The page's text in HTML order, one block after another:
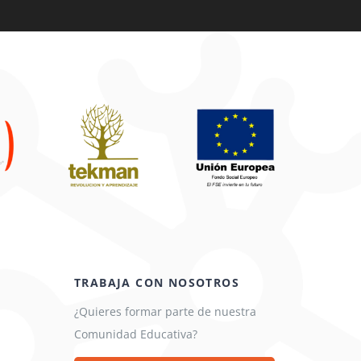
TRABAJA CON NOSOTROS
¿Quieres formar parte de nuestra
Comunidad Educativa?